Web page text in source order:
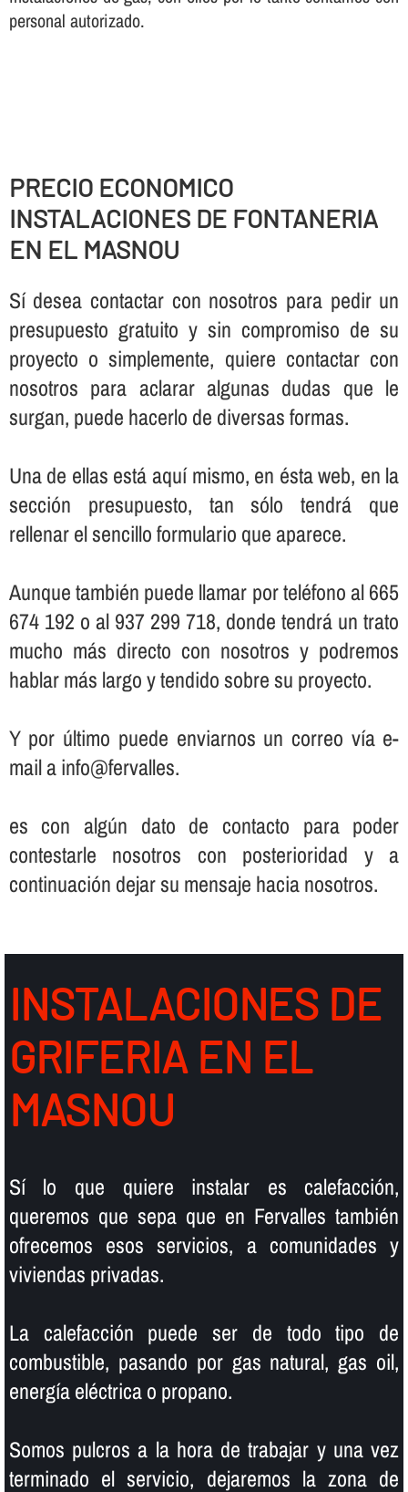
personal autorizado.
PRECIO ECONOMICO
INSTALACIONES DE FONTANERIA
EN EL MASNOU
Sí­ desea contactar con nosotros para pedir un
presupuesto gratuito y sin compromiso de su
proyecto o simplemente, quiere contactar con
nosotros para aclarar algunas dudas que le
surgan, puede hacerlo de diversas formas.
Una de ellas está aquí­ mismo, en ésta web, en la
sección presupuesto, tan sólo tendrá que
rellenar el sencillo formulario que aparece.
Aunque también puede llamar por teléfono al 665
674 192 o al 937 299 718, donde tendrá un trato
mucho más directo con nosotros y podremos
hablar más largo y tendido sobre su proyecto.
Y por último puede enviarnos un correo ví­a e-
mail a info@fervalles.
es con algún dato de contacto para poder
contestarle nosotros con posterioridad y a
continuación dejar su mensaje hacia nosotros.
INSTALACIONES DE
GRIFERIA EN EL
MASNOU
Sí­ lo que quiere instalar es calefacción,
queremos que sepa que en Fervalles también
ofrecemos esos servicios, a comunidades y
viviendas privadas.
La calefacción puede ser de todo tipo de
combustible, pasando por gas natural, gas oil,
energí­a eléctrica o propano.
Somos pulcros a la hora de trabajar y una vez
terminado el servicio, dejaremos la zona de